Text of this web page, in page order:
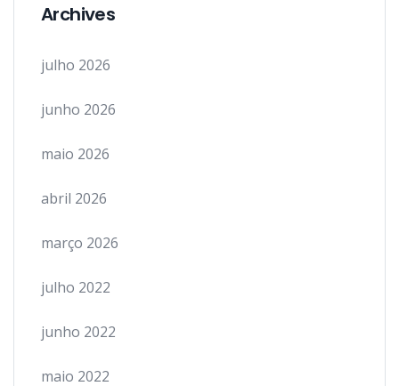
Archives
julho 2026
junho 2026
maio 2026
abril 2026
março 2026
julho 2022
junho 2022
maio 2022